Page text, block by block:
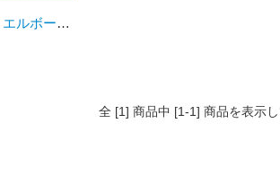
PROTECH【プロテック】 エルボー&ニー コンボパック BLACK XSサイズ
全 [1] 商品中 [1-1] 商品を表示